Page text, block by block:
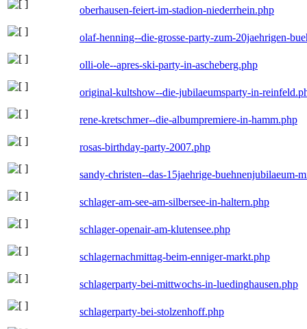
oberhausen-feiert-im-stadion-niederrhein.php
olaf-henning--die-grosse-party-zum-20jaehrigen-
olli-ole--apres-ski-party-in-ascheberg.php
original-kultshow--die-jubilaeumsparty-in-
rene-kretschmer--die-albumpremiere-in-hamm.php
rosas-birthday-party-2007.php
sandy-christen--das-15jaehrige-buehnenjubilaeum-
schlager-am-see-am-silbersee-in-haltern.php
schlager-openair-am-klutensee.php
schlagernachmittag-beim-enniger-markt.php
schlagerparty-bei-mittwochs-in-luedinghausen.php
schlagerparty-bei-stolzenhoff.php